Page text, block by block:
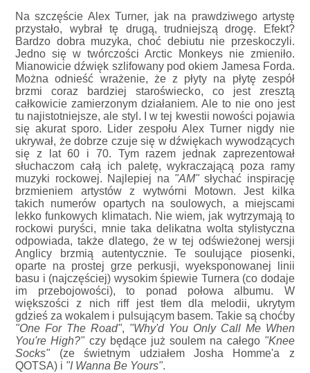
Na szczęście Alex Turner, jak na prawdziwego artystę
przystało, wybrał tę drugą, trudniejszą drogę. Efekt?
Bardzo dobra muzyka, choć debiutu nie przeskoczyli.
Jedno się w twórczości Arctic Monkeys nie zmieniło.
Mianowicie dźwięk szlifowany pod okiem Jamesa Forda.
Można odnieść wrażenie, że z płyty na płytę zespół
brzmi coraz bardziej staroświecko, co jest zresztą
całkowicie zamierzonym działaniem. Ale to nie ono jest
tu najistotniejsze, ale styl. I w tej kwestii nowości pojawia
się akurat sporo. Lider zespołu Alex Turner nigdy nie
ukrywał, że dobrze czuje się w dźwiękach wywodzących
się z lat 60 i 70. Tym razem jednak zaprezentował
słuchaczom całą ich paletę, wykraczającą poza ramy
muzyki rockowej. Najlepiej na "AM"słychać inspirację
brzmieniem artystów z wytwórni Motown. Jest kilka
takich numerów opartych na soulowych, a miejscami
lekko funkowych klimatach. Nie wiem, jak wytrzymają to
rockowi puryści, mnie taka delikatna wolta stylistyczna
odpowiada, także dlatego, że w tej odświeżonej wersji
Anglicy brzmią autentycznie. Te soulujące piosenki,
oparte na prostej grze perkusji, wyeksponowanej linii
basu i (najczęściej) wysokim śpiewie Turnera (co dodaje
im przebojowości), to ponad połowa albumu. W
większości z nich riff jest tłem dla melodii, ukrytym
gdzieś za wokalem i pulsującym basem. Takie są choćby
"One For The Road", "Why'd You Only Call Me When
You're High?"czy będące już soulem na całego "Knee
Socks"(ze świetnym udziałem Josha Homme'a z
QOTSA) i "I Wanna Be Yours".